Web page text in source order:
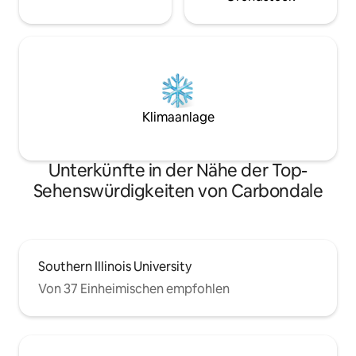
Klimaanlage
Unterkünfte in der Nähe der Top-
Sehenswürdigkeiten von Carbondale
Southern Illinois University
Von 37 Einheimischen empfohlen